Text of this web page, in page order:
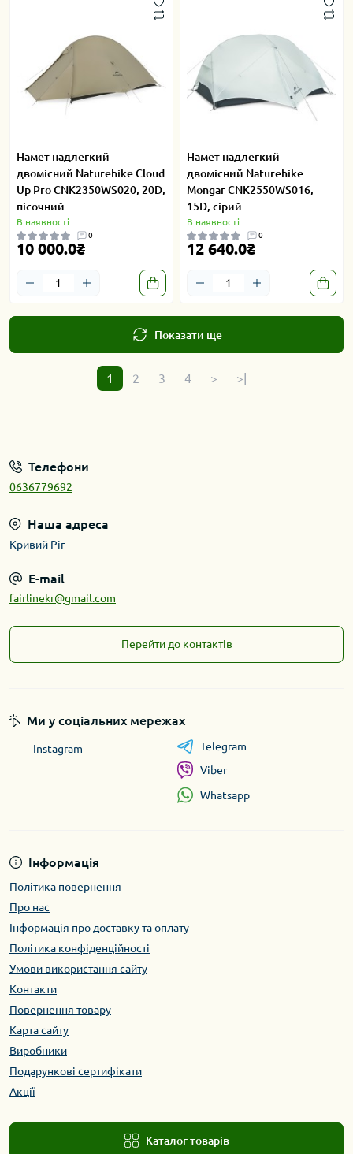
Намет надлегкий
двомісний Naturehike Cloud
Up Pro CNK2350WS020, 20D,
пісочний
В наявності
0
10 000.0₴
Намет надлегкий
двомісний Naturehike
Mongar CNK2550WS016,
15D, сiрий
В наявності
0
12 640.0₴
Показати ще
1 2 3 4 > >|
Телефони
0636779692
Наша адреса
Кривий Ріг
E-mail
fairlinekr@gmail.com
Перейти до контактів
Інформація
Політика повернення
Про нас
Інформація про доставку та оплату
Політика конфіденційності
Умови використання сайту
Контакти
Повернення товару
Карта сайту
Виробники
Подарункові сертифікати
Акції
Каталог товарів
Ми у соціальних мережах
Instagram
Telegram
Viber
Whatsapp